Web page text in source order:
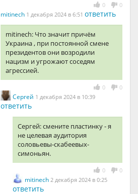
0 0
mitinech 1 декабря 2024 в 6:51 ответить
mitinech: Что значит причём
Украина , при постоянной смене
президентов они возродили
нацизм и угрожают соседям
агрессией.
0 0
Сергей 1 декабря 2024 в 10:39
ответить
Сергей: смените пластинку - я
не целевая аудитория
соловьевы-скабеевых-
симоньян.
0 0
mitinech 2 декабря 2024 в 0:25
ответить